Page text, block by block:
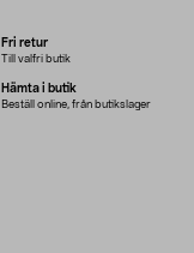
Fri retur
Till valfri butik
Hämta i butik
Beställ online, från butikslager